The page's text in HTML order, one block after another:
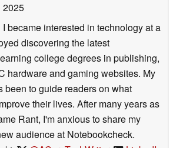
2025
I became interested in technology at a
discovering the latest
college degrees in publishing,
hardware and gaming websites. My
been to guide readers on what
their lives. After many years as
Rant, I'm anxious to share my
audience at Notebookcheck.